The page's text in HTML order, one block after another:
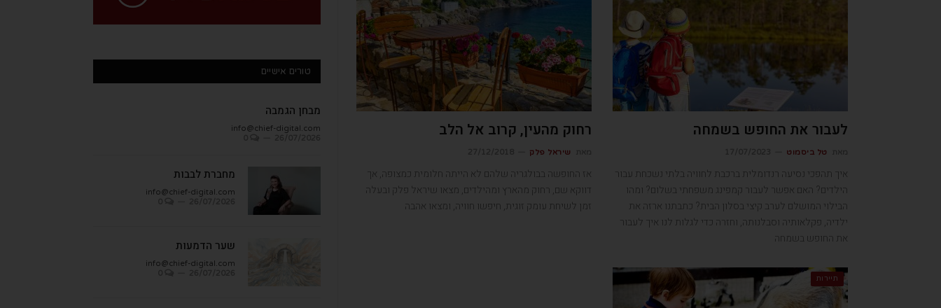
לעבור את החופש בשמחה
טל ביסמוט
איך תהפכי נסיעה רנדומלית ברכבת לחוויה בלתי נשכחת עבור
הילדים? האם אפשר לעבור קמפינג משפחתי בשלום? ומהו
הבילוי המושלם לערב קיצי בסלון הבית? כתבתנו ארזה את
ילדיה, פקלאותיה וסבלנותה, וחזרה כדי לגלות לנו איך לעבור
את החופש בשמחה
רחוק מהעין, קרוב אל הלב
שיראל פלק
אז החופשה בבולגריה שלהם לא הייתה חלומית כמצופה, אך
דווקא שם, רחוק מהארץ ומהילדים, מצאו שיראל פלק ובעלה
זמן לשיחת עומק זוגית, חיפשו חוויה, ומצאו אהבה
תיירות
טורים אישיים
מבחן הגמבה
info@chief-digital.com
מחברת לבבות
info@chief-digital.com
שער הדמעות
info@chief-digital.com